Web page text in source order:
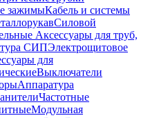
зажимыКабель и системы
Силовой
Аксессуары для труб,
СИПЭлектрощитовое
для
Выключатели
Аппаратура
Частотные
Модульная